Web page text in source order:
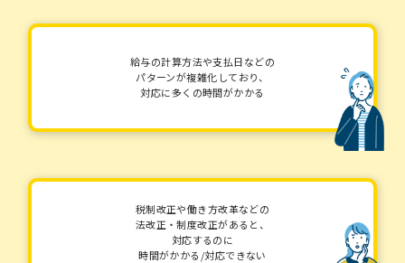
給与の計算方法や支払日などの
パターンが複雑化しており、
対応に多くの時間がかかる
税制改正や働き方改革などの
法改正・制度改正があると、
対応するのに
時間がかかる/対応できない